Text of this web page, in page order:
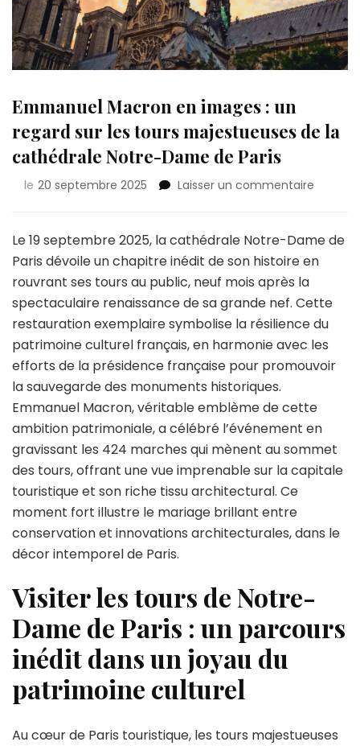
Emmanuel Macron en images : un
regard sur les tours majestueuses de la
cathédrale Notre-Dame de Paris
le 20 septembre 2025 Laisser un commentaire
en
:
regard
sur
les
tours
la
Notre-
Dame
de
Le 19 septembre 2025, la cathédrale Notre-Dame de
Paris dévoile un chapitre inédit de son histoire en
rouvrant ses tours au public, neuf mois après la
spectaculaire renaissance de sa grande nef. Cette
restauration exemplaire symbolise la résilience du
patrimoine culturel français, en harmonie avec les
efforts de la présidence française pour promouvoir
la sauvegarde des monuments historiques.
Emmanuel Macron, véritable emblème de cette
ambition patrimoniale, a célébré l’événement en
gravissant les 424 marches qui mènent au sommet
des tours, offrant une vue imprenable sur la capitale
touristique et son riche tissu architectural. Ce
moment fort illustre le mariage brillant entre
conservation et innovations architecturales, dans le
décor intemporel de Paris.
Visiter les tours de Notre-
Dame de Paris : un parcours
inédit dans un joyau du
patrimoine culturel
Au cœur de Paris touristique, les tours majestueuses